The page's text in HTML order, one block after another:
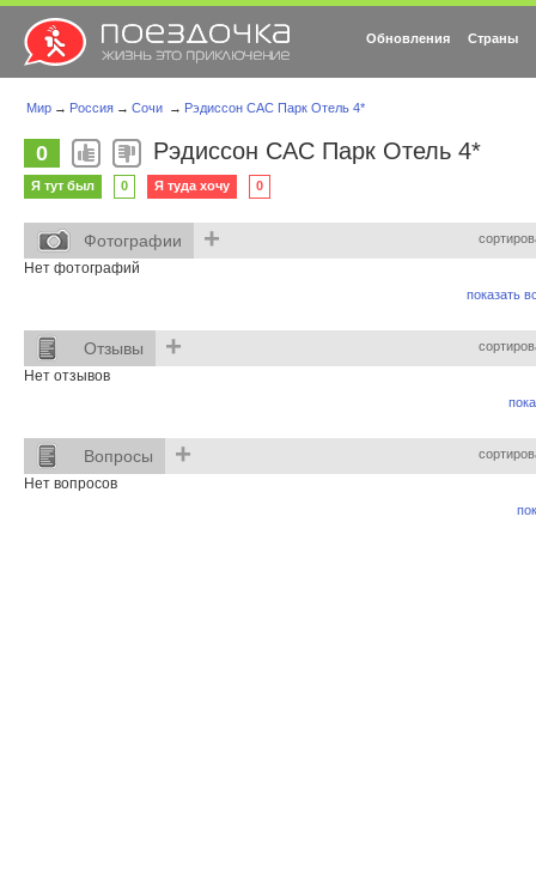
Обновления Страны
Мир → Россия → Сочи → Рэдиссон САС Парк Отель 4*
0 Рэдиссон САС Парк Отель 4*
Я тут был 0 Я туда хочу 0
Фотографии +
Нет фотографий
показать
Отзывы +
Нет отзывов
Вопросы +
Нет вопросов